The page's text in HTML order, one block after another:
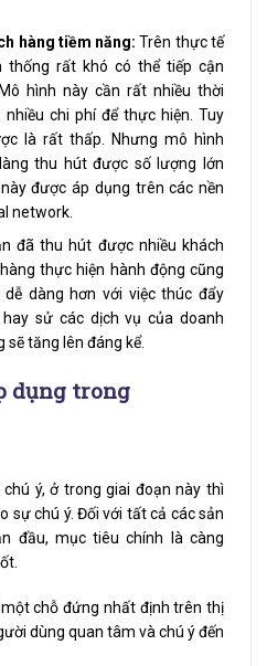
hàng tiềm năng: Trên thực tế
thống rất khó có thể tiếp cận
hình này cần rất nhiều thời
chi phí để thực hiện. Tuy
là rất thấp. Nhưng mô hình
thu hút được số lượng lớn
được áp dụng trên các nền
network.
đã thu hút được nhiều khách
thực hiện hành động cũng
dàng hơn với việc thúc đẩy
sử các dịch vụ của doanh
sẽ tăng lên đáng kể.
dụng trong
ý, ở trong giai đoạn này thì
sự chú ý. Đối với tất cả các sản
đầu, mục tiêu chính là càng
chỗ đứng nhất định trên thị
dùng quan tâm và chú ý đến